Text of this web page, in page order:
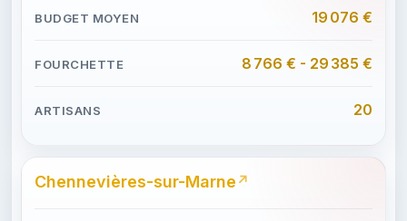
19 076 €
8 766 € - 29 385 €
20
Chennevières-sur-Marne